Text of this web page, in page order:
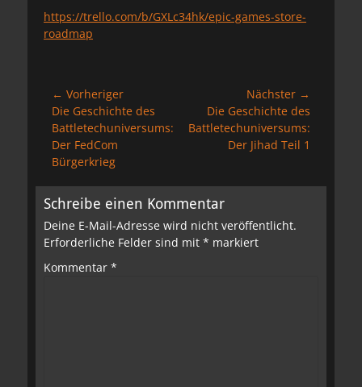
https://trello.com/b/GXLc34hk/epic-games-store-
roadmap
Beitragsnavigation
← Vorheriger
Vorheriger
Beitrag:
Die Geschichte des
Battletechuniversums:
Der FedCom
Bürgerkrieg
Nächster →
Nächster
Beitrag:
Die Geschichte des
Battletechuniversums:
Der Jihad Teil 1
Schreibe einen Kommentar
Deine E-Mail-Adresse wird nicht veröffentlicht.
Erforderliche Felder sind mit * markiert
Kommentar *